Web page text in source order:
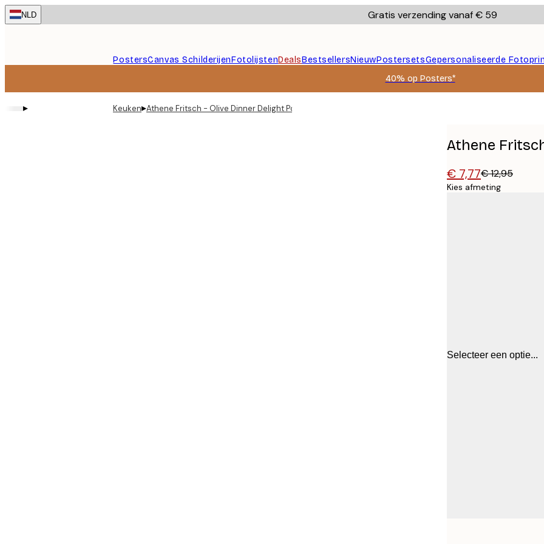
Skip
to
NLD Gratis verzending vanaf € 59
PostersCanvas SchilderijenFotolijstenDealsBestsellersNieuwPostersetsGepersonaliseerde
40% op Posters*
▸ Keuken▸Athene Fritsch - Olive Dinner Delight Poster
Athene
€ 7,77€ 12,95
Kies afmeting
Selecteer een optie...